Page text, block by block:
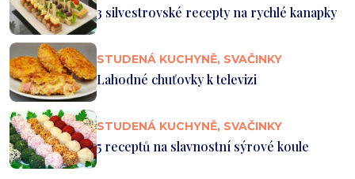
3 silvestrovské recepty na rychlé kanapky
STUDENÁ KUCHYNĚ, SVAČINKY
Lahodné chuťovky k televizi
STUDENÁ KUCHYNĚ, SVAČINKY
5 receptů na slavnostní sýrové koule